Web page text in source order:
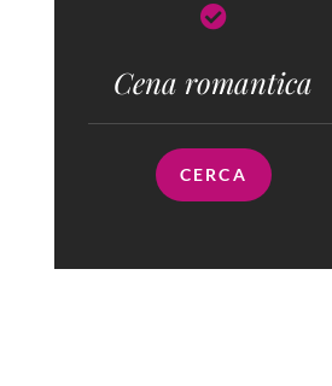
Cena romantica
CERCA